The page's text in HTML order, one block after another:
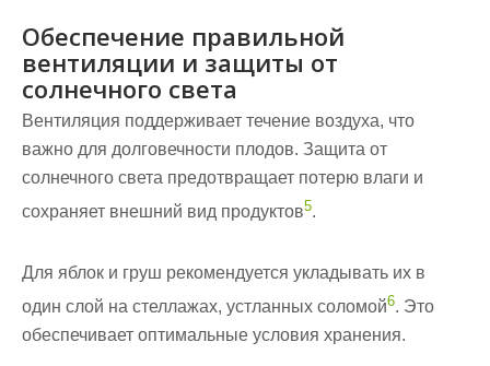
Обеспечение правильной
вентиляции и защиты от
солнечного света
Вентиляция поддерживает течение воздуха, что
важно для долговечности плодов. Защита от
солнечного света предотвращает потерю влаги и
сохраняет внешний вид продуктов5.
Для яблок и груш рекомендуется укладывать их в
один слой на стеллажах, устланных соломой6. Это
обеспечивает оптимальные условия хранения.